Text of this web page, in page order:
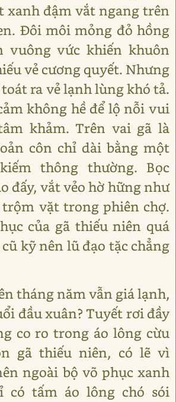
xanh đậm vắt ngang trên
Đôi môi mỏng đỏ hồng
vuông vức khiến khuôn
vẻ cương quyết. Nhưng
ra vẻ lạnh lùng khó tả.
không hề để lộ nỗi vui
khảm. Trên vai gã là
côn chỉ dài bằng một
thông thường. Bọc
đấy, vắt vẻo hờ hững như
vặt trong phiên chợ.
của gã thiếu niên quá
kỹ nên lũ đạo tặc chẳng
tháng năm vẫn giá lạnh,
đầu xuân? Tuyết rơi đầy
co ro trong áo lông cừu
gã thiếu niên, có lẽ vì
ngoài bộ võ phục xanh
có tấm áo lông chó sói